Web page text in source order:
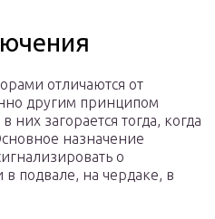
отличаются от
другим принципом
загорается тогда, когда
назначение
о
подвале, на чердаке, в